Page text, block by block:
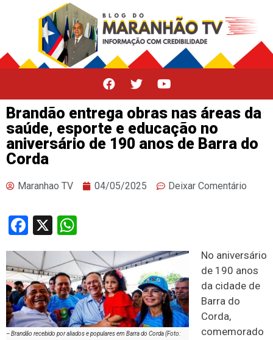
Brandão entrega obras nas áreas da
saúde, esporte e educação no
aniversário de 190 anos de Barra do
Corda
Maranhao TV 04/05/2025 Deixar Comentário
Facebook
X
– Brandão recebido por aliados e populares em Barra do Corda (Foto:
No aniversário
de 190 anos
da cidade de
Barra do
Corda,
comemorado